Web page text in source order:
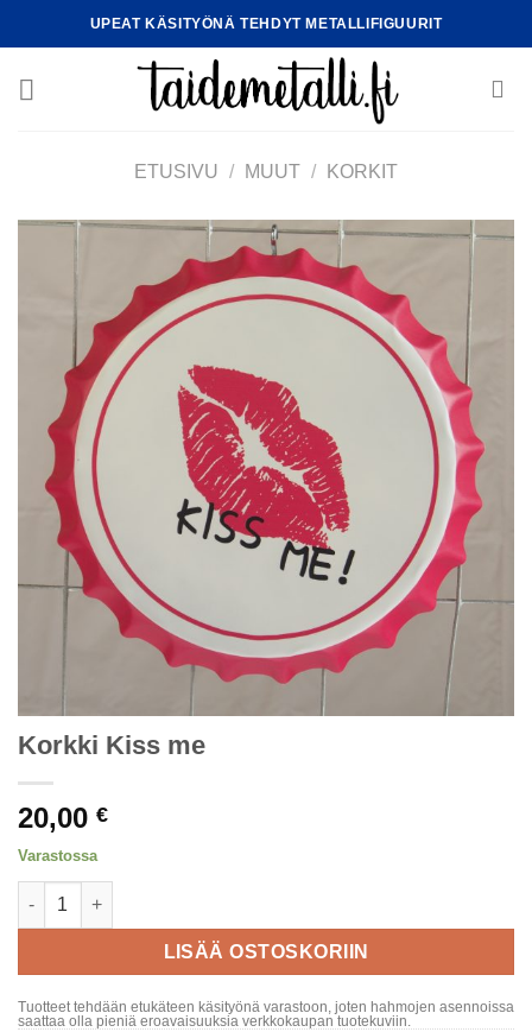
to
UPEAT KÄSITYÖNÄ TEHDYT METALLIFIGUURIT
ETUSIVU / MUUT / KORKIT
Korkki Kiss me
20,00 €
Varastossa
Korkki Kiss me määrä
LISÄÄ OSTOSKORIIN
Tuotteet tehdään etukäteen käsityönä varastoon, joten hahmojen asennoissa
saattaa olla pieniä eroavaisuuksia verkkokaupan tuotekuviin.